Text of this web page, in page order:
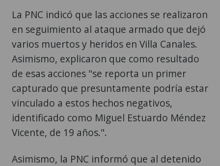
La PNC indicó que las acciones se realizaron
en seguimiento al ataque armado que dejó
varios muertos y heridos en Villa Canales.
Asimismo, explicaron que como resultado
de esas acciones "se reporta un primer
capturado que presuntamente podría estar
vinculado a estos hechos negativos,
identificado como Miguel Estuardo Méndez
Vicente, de 19 años.".
Asimismo, la PNC informó que al detenido